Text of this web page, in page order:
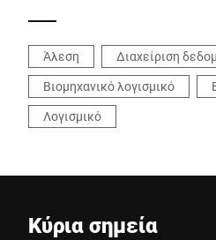
Άλεση
Διαχείριση
Βιομηχανικό λογισμικό
Λογισμικό
Κύρια σημεία